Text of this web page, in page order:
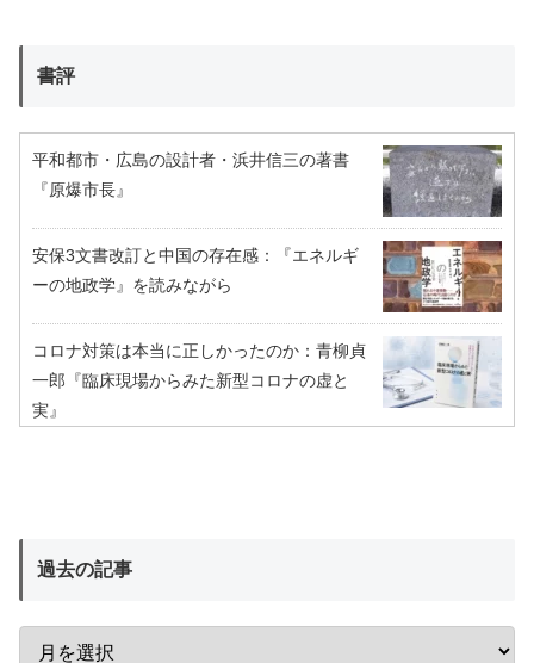
書評
平和都市・広島の設計者・浜井信三の著書
『原爆市長』
安保3文書改訂と中国の存在感：『エネルギ
ーの地政学』を読みながら
コロナ対策は本当に正しかったのか：青柳貞
一郎『臨床現場からみた新型コロナの虚と
実』
過去の記事